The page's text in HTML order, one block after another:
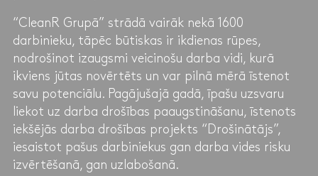
“CleanR Grupā” strādā vairāk nekā 1600
darbinieku, tāpēc būtiskas ir ikdienas rūpes,
nodrošinot izaugsmi veicinošu darba vidi, kurā
ikviens jūtas novērtēts un var pilnā mērā īstenot
savu potenciālu. Pagājušajā gadā, īpašu uzsvaru
liekot uz darba drošības paaugstināšanu, īstenots
iekšējās darba drošības projekts “Drošinātājs”,
iesaistot pašus darbiniekus gan darba vides risku
izvērtēšanā, gan uzlabošanā.